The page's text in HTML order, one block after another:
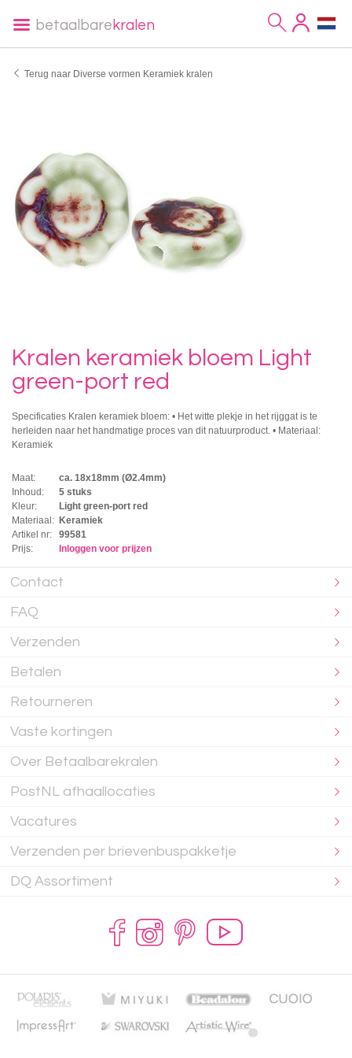
betaalbare kralen
Terug naar Diverse vormen Keramiek kralen
Kralen keramiek bloem Light
green-port red
Specificaties Kralen keramiek bloem: • Het witte plekje in het rijggat is te
herleiden naar het handmatige proces van dit natuurproduct. • Materiaal:
Keramiek
Maat:
ca. 18x18mm (Ø2.4mm)
Inhoud:
5 stuks
Kleur:
Light green-port red
Materiaal: Keramiek
Artikel nr:
99581
Prijs:
Inloggen voor prijzen
Contact
FAQ
Verzenden
Betalen
Retourneren
Vaste kortingen
Over Betaalbarekralen
PostNL afhaallocaties
Vacatures
Verzenden per brievenbuspakketje
DQ Assortiment